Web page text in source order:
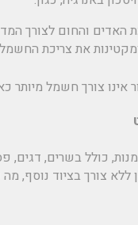
האדים והחום לצורך
את צריכת
אינו צורך חשמל מיותר
כולל בשרים, דגים,
ללא צורך בציוד נוסף,